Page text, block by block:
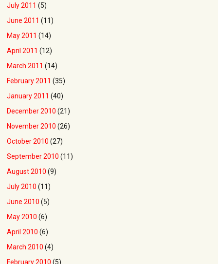
July 2011 (5)
June 2011 (11)
May 2011 (14)
April 2011 (12)
March 2011 (14)
February 2011 (35)
January 2011 (40)
December 2010 (21)
November 2010 (26)
October 2010 (27)
September 2010 (11)
August 2010 (9)
July 2010 (11)
June 2010 (5)
May 2010 (6)
April 2010 (6)
March 2010 (4)
February 2010 (5)